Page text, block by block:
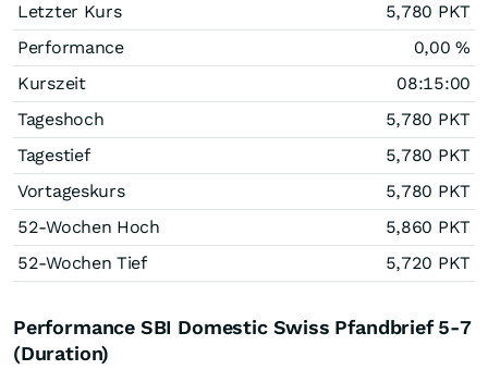
Letzter Kurs
5,780 PKT
Performance
0,00%
Kurszeit
08:15:00
Tageshoch
5,780 PKT
Tagestief
5,780 PKT
Vortageskurs
5,780 PKT
52-Wochen Hoch
5,860 PKT
52-Wochen Tief
5,720 PKT
Performance SBI Domestic Swiss Pfandbrief 5-7
(Duration)